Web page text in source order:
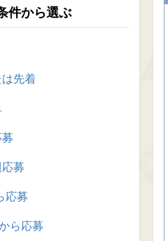
件から選ぶ
先着
募
応募
ら応募